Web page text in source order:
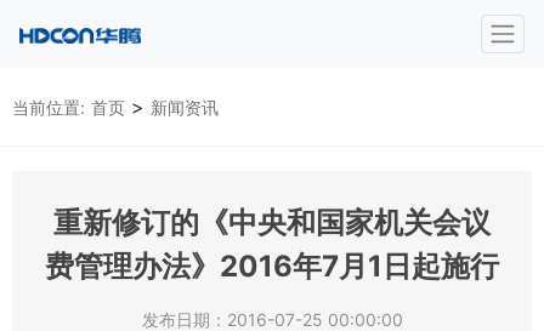
当前位置: 首页 > 新闻资讯
重新修订的《中央和国家机关会议
费管理办法》2016年7月1日起施行
发布日期：2016-07-25 00:00:00